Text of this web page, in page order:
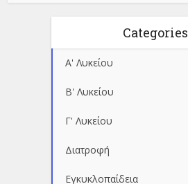
Categories
Α' Λυκείου
Β' Λυκείου
Γ' Λυκείου
Διατροφή
Εγκυκλοπαίδεια